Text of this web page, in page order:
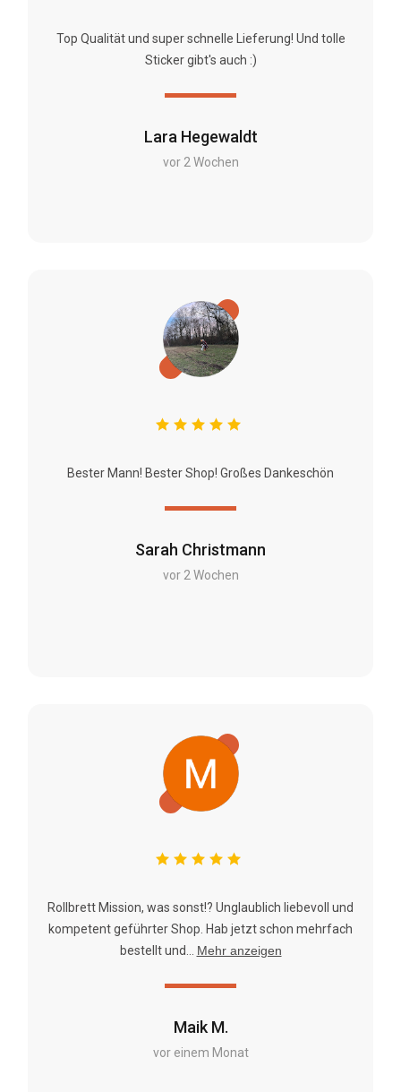
Lara Hegewaldt
vor 2 Wochen
Top Qualität und super schnelle Lieferung! Und tolle
Sticker gibt's auch :)
Sarah Christmann
vor 2 Wochen
Bester Mann! Bester Shop! Großes Dankeschön
Maik M.
vor einem Monat
Rollbrett Mission, was sonst!? Unglaublich liebevoll und
kompetent geführter Shop. Hab jetzt schon mehrfach
bestellt und...
Mehr anzeigen